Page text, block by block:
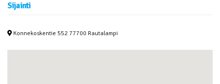
Sijainti
Konnekoskentie 552 77700 Rautalampi